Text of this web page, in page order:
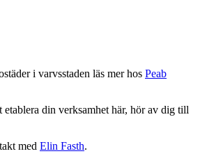
i varvsstaden läs mer hos Peab
etablera din verksamhet här, hör av dig till
med Elin Fasth.